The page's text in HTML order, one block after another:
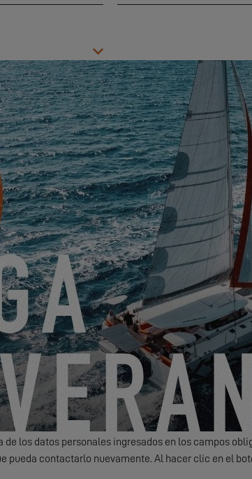
Ciudad*
Mobile
¿Algo que compartir con nosotros?
eventos y ofertas de EXCESS.
los datos personales ingresados ​​en los campos
pueda contactarlo nuevamente. Al hacer clic en el